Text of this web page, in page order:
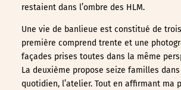
restaient dans l’ombre des HLM.
Une vie de banlieue est constitué de
première comprend trente et une
façades prises toutes dans la même
La deuxième propose seize familles
quotidien, l’atelier. Tout en affirmant ma